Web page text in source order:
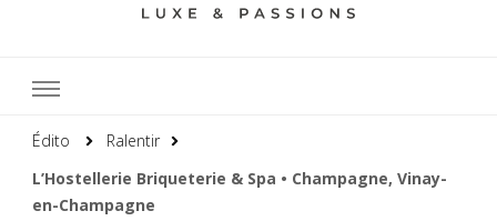
Édito
Ralentir
L’Hostellerie Briqueterie & Spa • Champagne, Vinay-
en-Champagne